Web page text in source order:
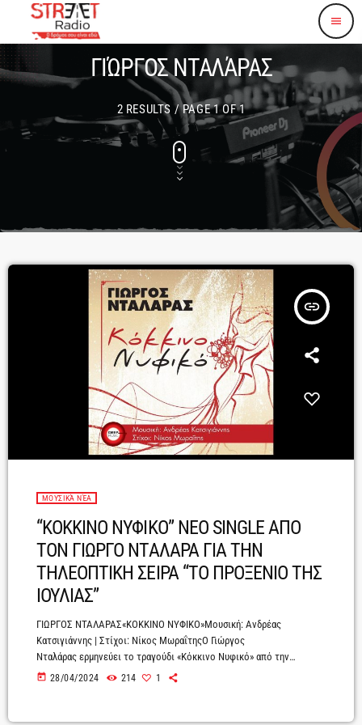
menu
ΓΙΏΡΓΟΣ ΝΤΑΛΆΡΑΣ
2 RESULTS / PAGE 1 OF 1
insert_link
ΜΟΥΣΙΚΆ ΝΈΑ
“ΚΟΚΚΙΝΟ ΝΥΦΙΚΟ” ΝΕΟ SINGLE ΑΠΟ
ΤΟΝ ΓΙΩΡΓΟ ΝΤΑΛΑΡΑ ΓΙΑ ΤΗΝ
ΤΗΛΕΟΠΤΙΚΗ ΣΕΙΡΑ “ΤΟ ΠΡΟΞΕΝΙΟ ΤΗΣ
ΙΟΥΛΙΑΣ”
ΓΙΩΡΓΟΣ ΝΤΑΛΑΡΑΣ«ΚΟΚΚΙΝΟ ΝΥΦΙΚΟ»Μουσική: Ανδρέας
Κατσιγιάννης | Στίχοι: Νίκος ΜωραΐτηςΟ Γιώργος
Νταλάρας ερμηνεύει το τραγούδι «Κόκκινο Νυφικό» από την
επιτυχημένη τηλεοπτική σειρά του ALPHA «Το προξενιό της
αντιθέσεις και εσωτερικές συγκρούσεις.Ο συνθέτης Ανδρέας
today 28/04/2024 214 1